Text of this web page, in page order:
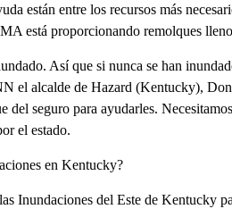
están entre los recursos más
está proporcionando remolques
Así que si nunca se han
el alcalde de Hazard (Kentucky),
del seguro para ayudarles.
el estado.
en Kentucky?
Inundaciones del Este de Kentucky